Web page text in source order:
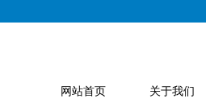
网站首页 关于我们